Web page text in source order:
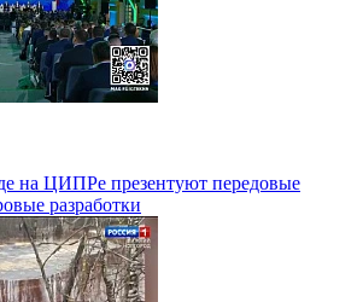
на ЦИПРе презентуют передовые
разработки